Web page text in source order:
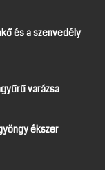
és a szenvedély
varázsa
ékszer